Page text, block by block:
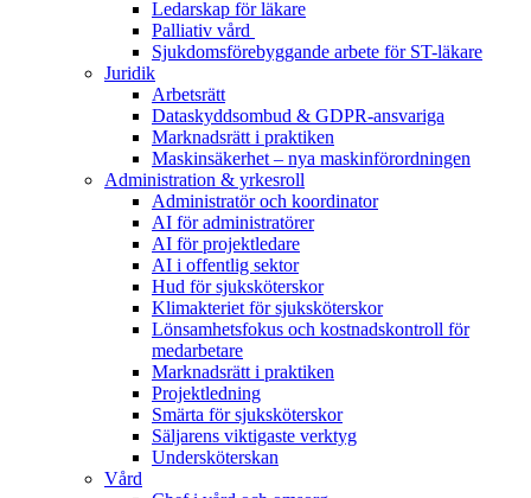
Ledarskap för läkare
Palliativ vård
Sjukdomsförebyggande arbete för ST-läkare
Juridik
Arbetsrätt
Dataskyddsombud & GDPR-ansvariga
Marknadsrätt i praktiken
Maskinsäkerhet – nya maskinförordningen
Administration & yrkesroll
Administratör och koordinator
AI för administratörer
AI för projektledare
AI i offentlig sektor
Hud för sjuksköterskor
Klimakteriet för sjuksköterskor
Lönsamhetsfokus och kostnadskontroll för
medarbetare
Marknadsrätt i praktiken
Projektledning
Smärta för sjuksköterskor
Säljarens viktigaste verktyg
Undersköterskan
Vård